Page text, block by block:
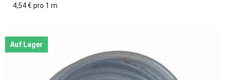
4,54 € pro 1 m
Auf Lager